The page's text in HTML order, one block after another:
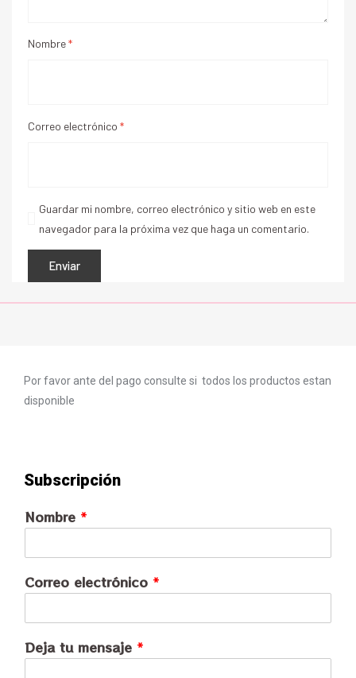
Nombre*
Correo electrónico *
Guardar mi nombre, correo electrónico y sitio web en este
navegador para la próxima vez que haga un comentario.
Por favor ante del pago consulte si todos los productos estan
disponible
Subscripción
Nombre *
Correo electrónico *
Deja tu mensaje *